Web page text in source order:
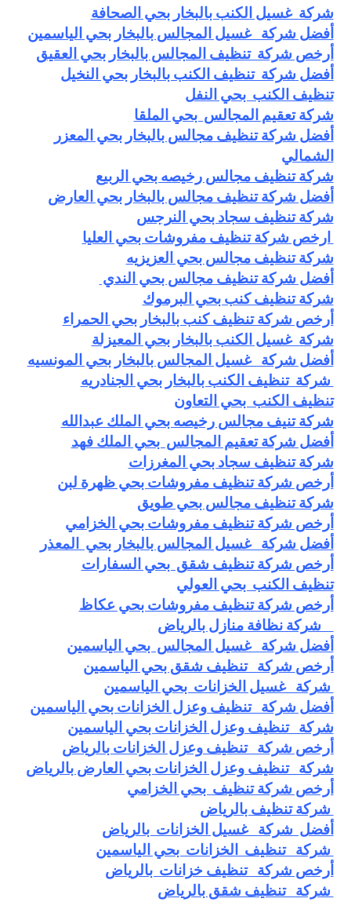
شركة غسيل الكنب بالبخار بحي الصحافة
أفضل شركة غسيل المجالس بالبخار بحي الياسمين
أرخص شركة تنظيف المجالس بالبخار بحي العقيق
أفضل شركة تنظيف الكنب بالبخار بحي النخيل
تنظيف الكنب بحي النفل
شركة تعقيم المجالس بحي الملقا
أفضل شركة تنظيف مجالس بالبخار بحي المعزر
الشمالي
شركة تنظيف مجالس رخيصه بحي الربيع
أفضل شركة تنظيف مجالس بالبخار بحي العارض
شركة تنظيف سجاد بحي النرجس
ارخص شركة تنظيف مفروشات بحي العليا
شركة تنظيف مجالس بحي العزيزيه
أفضل شركة تنظيف مجالس بحي الندي
شركة تنظيف كنب بحي البرموك
أرخص شركة تنظيف كنب بالبخار بحي الحمراء
شركة غسيل الكنب بالبخار بحي المعيزلة
أفضل شركة غسيل المجالس بالبخار بحي المونسيه
شركة تنظيف الكنب بالبخار بحي الجنادريه
تنظيف الكنب بحي التعاون
شركة تنيف مجالس رخيصه بحي الملك عبدالله
أفضل شركة تعقيم المجالس بحي الملك فهد
شركة تنظيف سجاد بحي المغرزات
أرخص شركة تنظيف مفروشات بحي ظهرة لبن
شركة تنظيف مجالس بحي طويق
أرخص شركة تنظيف مفروشات بحي الخزامي
أفضل شركة غسيل المجالس بالبخار بحي المعذر
أرخص شركة تنظيف شقق بحي السفارات
تنظيف الكنب بحي العولي
أرخص شركة تنظيف مفروشات بحي عكاظ
شركة نظافة منازل بالرياض
أفضل شركة غسيل المجالس بحي الياسمين
أرخص شركة تنظيف شقق بحي الياسمين
شركة غسيل الخزانات بحي الياسمين
أفضل شركة تنظيف وعزل الخزانات بحي الياسمين
شركة تنظيف وعزل الخزانات بحي الياسمين
أرخص شركة تنظيف وعزل الخزانات بالرياض
شركة تنظيف وعزل الخزانات بحي العارض بالرياض
أرخص شركة تنظيف بحي الخزامي
شركة تنظيف بالرياض
أفضل شركة غسيل الخزانات بالرياض
شركة تنظيف الخزانات بحي الياسمين
أرخص شركة تنظيف خزانات بالرياض
شركة تنظيف شقق بالرياض